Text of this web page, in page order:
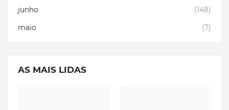
junho
(148)
maio
(7)
AS MAIS LIDAS